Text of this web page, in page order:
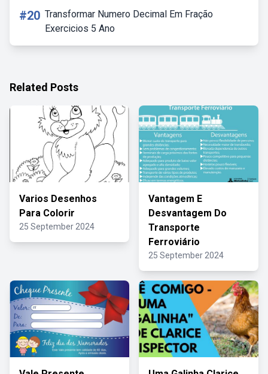
#20 Transformar Numero Decimal Em Fração
Exercicios 5 Ano
Related Posts
Varios Desenhos
Para Colorir
25 September 2024
Vantagem E
Desvantagem Do
Transporte
Ferroviário
25 September 2024